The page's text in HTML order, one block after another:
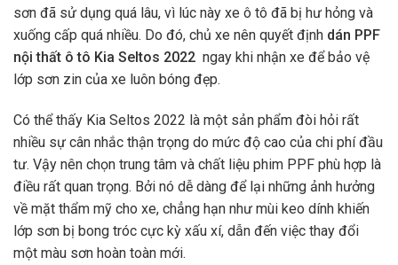
sơn đã sử dụng quá lâu, vì lúc này xe ô tô đã bị hư hỏng và
xuống cấp quá nhiều. Do đó, chủ xe nên quyết định dán PPF
nội thất ô tô Kia Seltos 2022 ngay khi nhận xe để bảo vệ
lớp sơn zin của xe luôn bóng đẹp.
Có thể thấy Kia Seltos 2022 là một sản phẩm đòi hỏi rất
nhiều sự cân nhắc thận trọng do mức độ cao của chi phí đầu
tư. Vậy nên chọn trung tâm và chất liệu phim PPF phù hợp là
điều rất quan trọng. Bởi nó dễ dàng để lại những ảnh hưởng
về mặt thẩm mỹ cho xe, chẳng hạn như mùi keo dính khiến
lớp sơn bị bong tróc cực kỳ xấu xí, dẫn đến việc thay đổi
một màu sơn hoàn toàn mới.